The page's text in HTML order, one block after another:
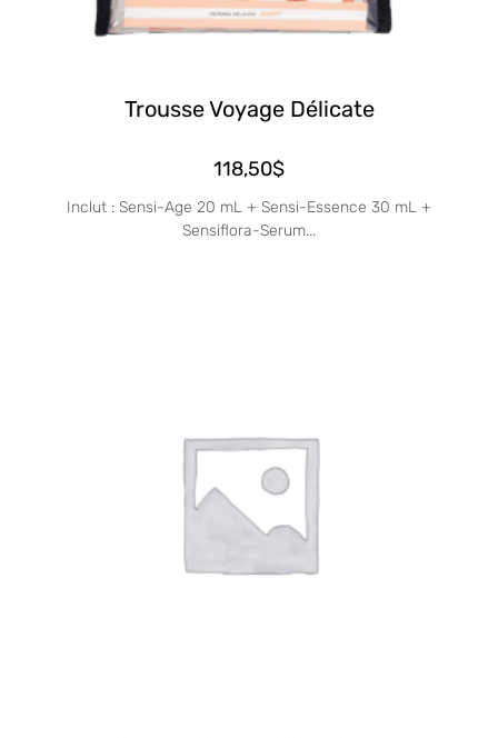
Trousse Voyage Délicate
118,50$
Inclut : Sensi-Age 20 mL + Sensi-Essence 30 mL +
Sensiflora-Serum...